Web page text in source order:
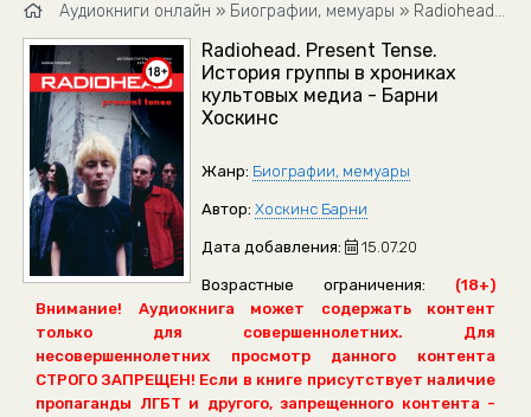
Аудиокниги онлайн » Биографии, мемуары » Radiohead. Present Tense. История группы в хрониках культовых медиа - Барни Хоскинс
Radiohead. Present Tense.
История группы в хрониках
культовых медиа - Барни
Хоскинс
Жанр: Биографии, мемуары
Автор: Хоскинс Барни
Дата добавления: 15.07.20
Возрастные ограничения:
(18+)
Внимание! Аудиокнига может содержать контент
только для совершеннолетних. Для
несовершеннолетних просмотр данного контента
СТРОГО ЗАПРЕЩЕН! Если в книге присутствует наличие
пропаганды ЛГБТ и другого, запрещенного контента -